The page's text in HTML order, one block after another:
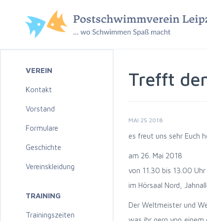
VEREIN
Kontakt
Vorstand
Formulare
Geschichte
Vereinskleidung
TRAINING
Trainingszeiten
Trefft
MAI 25 2018
es freut uns sehr Euch
am 26. Mai 2018
von 11.30 bis 13.00 Uhr
im Hörsaal Nord,
Der Weltmeister und